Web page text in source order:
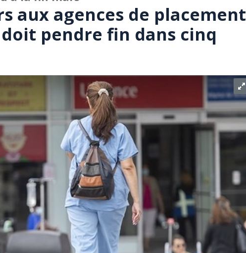
aux agences de placement
pendre fin dans cinq